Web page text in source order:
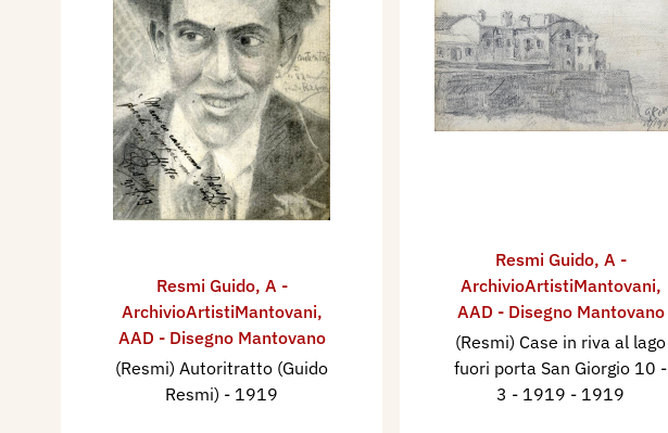
Resmi Guido, A -
ArchivioArtistiMantovani,
AAD - Disegno Mantovano
(Resmi) Autoritratto (Guido
Resmi) - 1919
Resmi Guido, A -
ArchivioArtistiMantovani,
AAD - Disegno Mantovano
(Resmi) Case in riva al lago
fuori porta San Giorgio 10 -
3 - 1919 - 1919